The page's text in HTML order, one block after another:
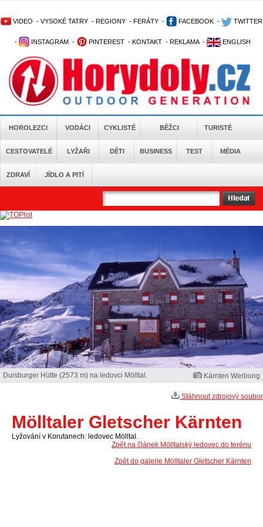
VIDEO - VYSOKÉ TATRY - REGIONY - FERÁTY - FACEBOOK - TWITTER
- INSTAGRAM - PINTEREST - KONTAKT - REKLAMA - ENGLISH
HOROLEZCI VODÁCI CYKLISTÉ BĚŽCI TURISTÉ
CESTOVATELÉ LYŽAŘI DĚTI BUSINESS TEST MÉDIA
ZDRAVÍ JÍDLO A PITÍ
Duisburger Hütte (2573 m) na ledovci Mölltal. Kärnten Werbung
Stáhnout zdrojový soubor
Mölltaler Gletscher Kärnten
Lyžování v Korutanech: ledovec Mölltal.
Zpět na článek Mölltalský ledovec do terénu
Zpět do galerie Mölltaler Gletscher Kärnten